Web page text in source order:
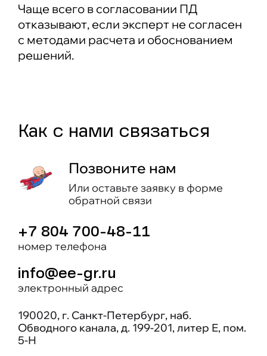
Чаще всего в согласовании ПД
отказывают, если эксперт не согласен
с методами расчета и обоснованием
решений.
Как c нами связаться
Позвоните нам
Или оставьте заявку в форме
обратной связи
+7 804 700-48-11
номер телефона
info@ee-gr.ru
электронный адрес
190020, г. Санкт-Петербург, наб.
Обводного канала, д. 199-201, литер Е, пом.
5-Н